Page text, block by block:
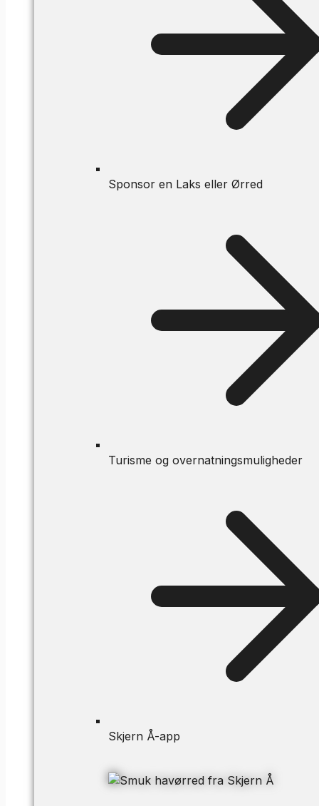
Sponsor en Laks eller Ørred
Turisme og overnatningsmuligheder
Skjern Å-app